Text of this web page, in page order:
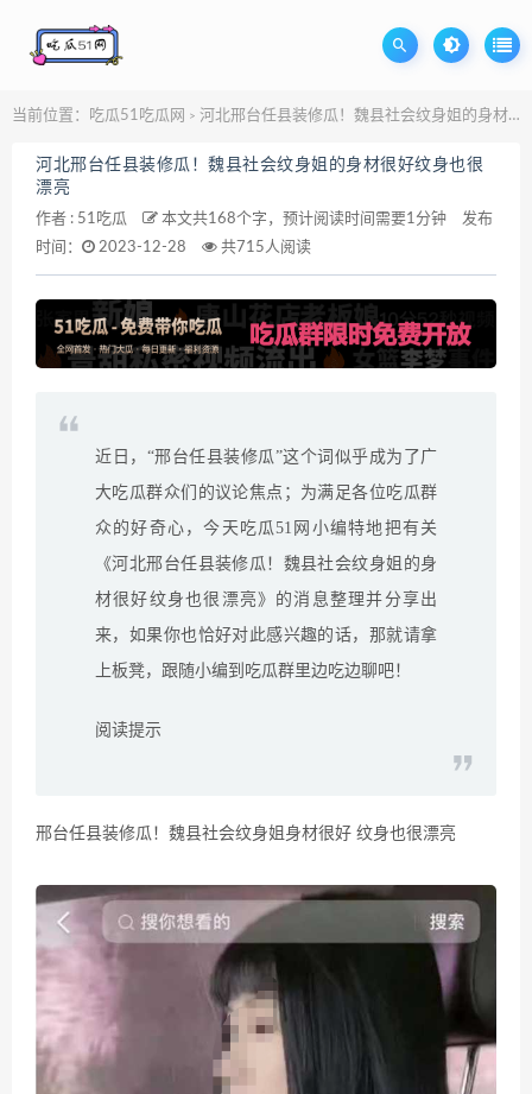
当前位置： 吃瓜51吃瓜网 > 河北邢台任县装修瓜！魏县社会纹身姐的身材很好纹身也很漂亮
河北邢台任县装修瓜！魏县社会纹身姐的身材很好纹身也很
漂亮
作者 : 51吃瓜 本文共168个字，预计阅读时间需要1分钟
发布
时间：
2023-12-28 共715人阅读
近日，“邢台任县装修瓜”这个词似乎成为了广
大吃瓜群众们的议论焦点；为满足各位吃瓜群
众的好奇心，今天吃瓜51网小编特地把有关
《河北邢台任县装修瓜！魏县社会纹身姐的身
材很好纹身也很漂亮》的消息整理并分享出
来，如果你也恰好对此感兴趣的话，那就请拿
上板凳，跟随小编到吃瓜群里边吃边聊吧！
阅读提示
邢台任县装修瓜！魏县社会纹身姐身材很好 纹身也很漂亮